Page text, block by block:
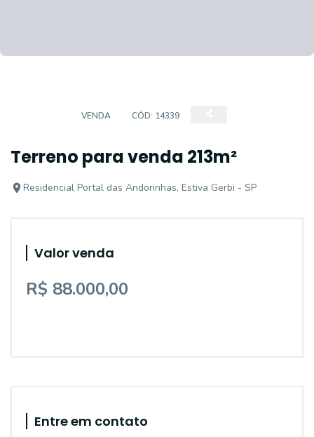
VENDA CÓD: 14339
Terreno para venda 213m²
Residencial Portal das Andorinhas, Estiva Gerbi - SP
Valor venda
R$ 88.000,00
Entre em contato